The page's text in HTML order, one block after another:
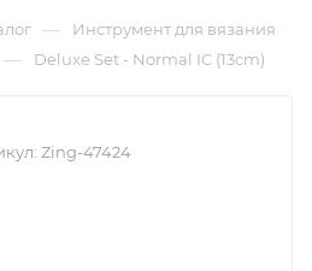
— Инструмент для вязания
— Deluxe Set - Normal IC (13cm)
Zing-47424